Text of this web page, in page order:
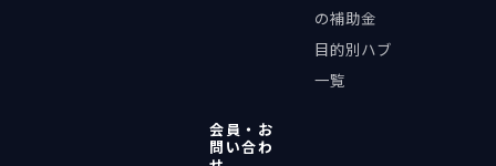
の補助金
目的別ハブ
一覧
会員・お
問い合わ